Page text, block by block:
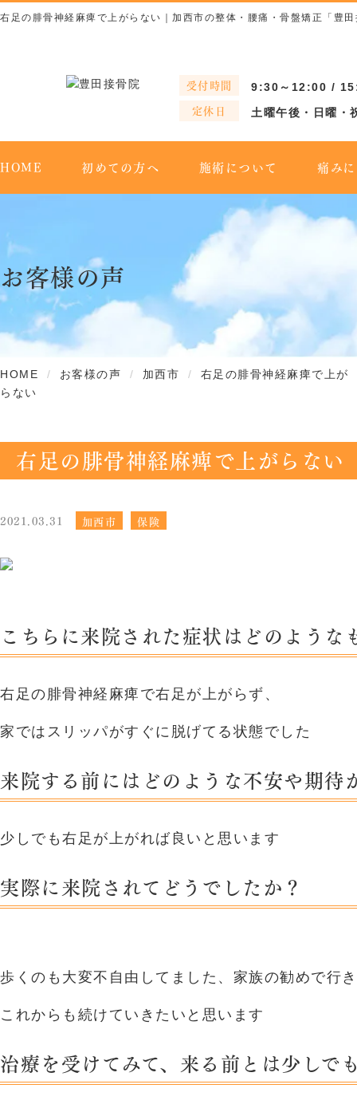
右足の腓骨神経麻痺で上がらない｜加西市の整体・腰痛・骨盤矯正「豊
受付時間 9:30～12:00 /
定休日 土曜午後・日曜・
HOME 初めての方へ 施術について 痛み
お客様の声
HOME お客様の声 加西市
右足の腓骨神経麻痺で上が
らない
右足の腓骨神経麻痺で上がらない
2021.03.31 加西市 保険
こちらに来院された症状はどのような
右足の腓骨神経麻痺で右足が上がらず、
家ではスリッパがすぐに脱げてる状態でした
来院する前にはどのような不安や期待
少しでも右足が上がれば良いと思います
実際に来院されてどうでしたか？
歩くのも大変不自由してました、家族の勧めで行
これからも続けていきたいと思います
治療を受けてみて、来る前とは少しで